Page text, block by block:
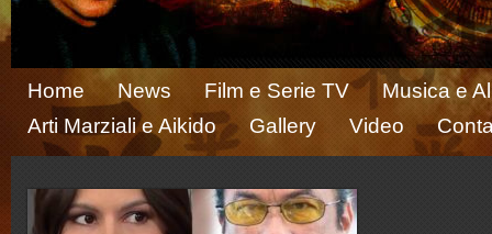
Home News Film e Serie TV
Musica e
Arti Marziali e Aikido
Gallery Video